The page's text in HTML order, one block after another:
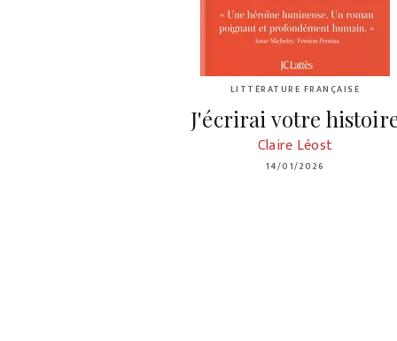
LITTÉRATURE FRANÇAISE
J'écrirai votre
Claire Léost
14/01/2026